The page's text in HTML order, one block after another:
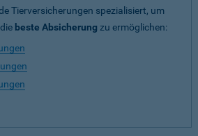
Tierversicherungen spezialisiert, um
beste Absicherung zu ermöglichen: